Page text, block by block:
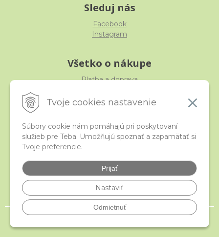
Tvoje cookies nastavenie
Súbory cookie nám pomáhajú pri poskytovaní
služieb pre Teba. Umožňujú spoznať a zapamätať si
Tvoje preferencie.
Prijať
Nastaviť
Odmietnuť
Sleduj nás
Facebook
Instagram
Všetko o nákupe
Platba a doprava
Obchodné podmienky
iStraka
Veľkoobchod
Najčastejšie otázky
Certifikáty
© 2026 istraka.sk - najligotavejšie korálky a polodrahokamy široko ďaleko •